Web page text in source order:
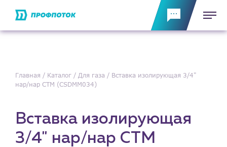
Главная Каталог Для газа
Вставка изолирующая 3/4"
нар/нар СТМ (CSDMM034)
Вставка изолирующая
3/4" нар/нар СТМ